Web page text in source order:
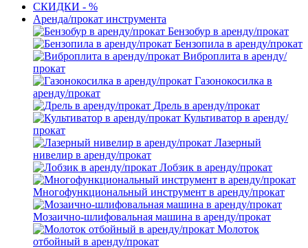
СКИДКИ - %
Аренда/прокат инструмента
Бензобур в аренду/прокат
Бензопила в аренду/прокат
Виброплита в аренду/
прокат
Газонокосилка в
аренду/прокат
Дрель в аренду/прокат
Культиватор в аренду/
прокат
Лазерный
нивелир в аренду/прокат
Лобзик в аренду/прокат
Многофункциональный инструмент в аренду/прокат
Мозаично-шлифовальная машина в аренду/прокат
Молоток
отбойный в аренду/прокат